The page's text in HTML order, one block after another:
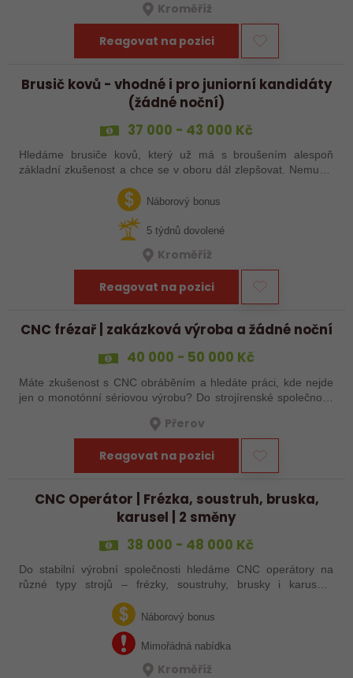
Kroměříž
Reagovat na pozici
Brusič kovů - vhodné i pro juniorní kandidáty
(žádné noční)
37 000 - 43 000 Kč
Hledáme brusiče kovů, který už má s broušením alespoň
základní zkušenost a chce se v oboru dál zlepšovat. Nemusíš
abys už někdy pracoval…Náborový bonus
5 týdnů dovolené
Kroměříž
Reagovat na pozici
CNC frézař | zakázková výroba a žádné noční
40 000 - 50 000 Kč
Máte zkušenost s CNC obráběním a hledáte práci, kde nejde
jen o monotónní sériovou výrobu? Do strojírenské společnosti
Přerov
Reagovat na pozici
CNC Operátor | Frézka, soustruh, bruska,
karusel | 2 směny
38 000 - 48 000 Kč
Do stabilní výrobní společnosti hledáme CNC operátory na
různé typy strojů – frézky, soustruhy, brusky i karusely.
Uplatnění u nás najdou zkušení obráběči i absolventi
technických oborů, kteří se…Náborový bonus
Mimořádná nabídka
Kroměříž